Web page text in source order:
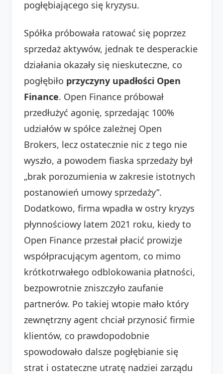
pogłębiającego się kryzysu.
Spółka próbowała ratować się poprzez
sprzedaż aktywów, jednak te desperackie
działania okazały się nieskuteczne, co
pogłębiło przyczyny upadłości Open
Finance. Open Finance próbował
przedłużyć agonię, sprzedając 100%
udziałów w spółce zależnej Open
Brokers, lecz ostatecznie nic z tego nie
wyszło, a powodem fiaska sprzedaży był
„brak porozumienia w zakresie istotnych
postanowień umowy sprzedaży”.
Dodatkowo, firma wpadła w ostry kryzys
płynnościowy latem 2021 roku, kiedy to
Open Finance przestał płacić prowizje
współpracującym agentom, co mimo
krótkotrwałego odblokowania płatności,
bezpowrotnie zniszczyło zaufanie
partnerów. Po takiej wtopie mało który
zewnętrzny agent chciał przynosić firmie
klientów, co prawdopodobnie
spowodowało dalsze pogłębianie się
strat i ostateczne utratę nadziei zarządu